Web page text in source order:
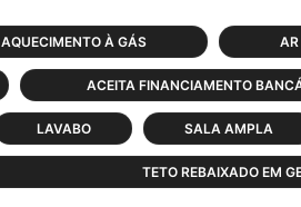
AQUECIMENTO À GÁS
ACEITA FINANCIAMENTO
LAVABO SALA AMPLA
TETO REBAIXADO EM